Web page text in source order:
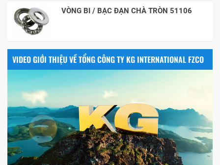
VÒNG BI / BẠC ĐẠN CHÀ TRÒN 51106
VIDEO GIỚI THIỆU VỀ TỔNG CÔNG TY KG INTERNATIONAL FZCO